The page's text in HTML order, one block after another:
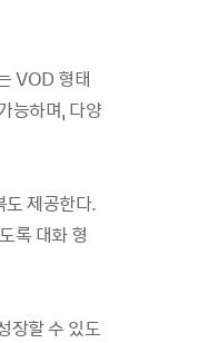
VOD 형태
능하며, 다양
도 제공한다.
록 대화 형
장할 수 있도